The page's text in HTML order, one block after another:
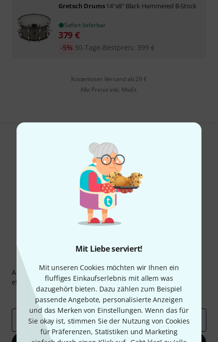
Mit Liebe serviert!
Mit unseren Cookies möchten wir Ihnen ein
fluffiges Einkaufserlebnis mit allem was
dazugehört bieten. Dazu zählen zum Beispiel
passende Angebote, personalisierte Anzeigen
und das Merken von Einstellungen. Wenn das für
Sie okay ist, stimmen Sie der Nutzung von Cookies
für Präferenzen, Statistiken und Marketing
Gretsch Drums14"x8" Black Hammered B-Stock
Sofort lieferbar
379 €
30-Tage-Bestpreis: 399 €
-5%
Kostenloser Versand ab 29 €
Alle Preise inkl. MwSt.
Gefällt Ihnen, was Sie sehen?
Teilen Hilfe & Feedback
Abonniere den Thomann Newsletter und gewinne mit
etwas Glück einen von50 Gutscheinenüber jeweils
Inspirierende Beiträge
Deals Thomann Insights
E-Mail-Adresse*